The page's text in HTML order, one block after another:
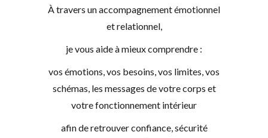
À travers un accompagnement émotionnel
et relationnel,
je vous aide à mieux comprendre :
vos émotions, vos besoins, vos limites, vos
schémas, les messages de votre corps et
votre fonctionnement intérieur
afin de retrouver confiance, sécurité